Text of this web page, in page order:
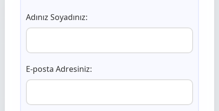
Adınız Soyadınız:
E-posta Adresiniz: